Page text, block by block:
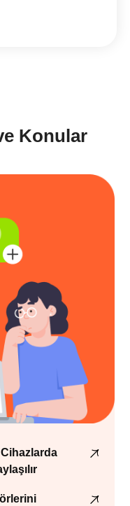
Konular